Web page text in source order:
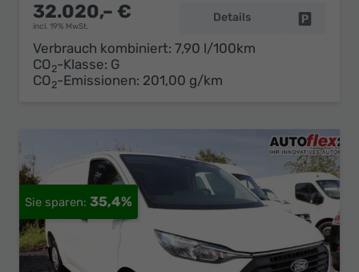
32.020,– €
incl. 19% MwSt.
Details
Verbrauch kombiniert: 7,90 l/100km
CO2-Klasse: G
CO2-Emissionen: 201,00 g/km
35,4%